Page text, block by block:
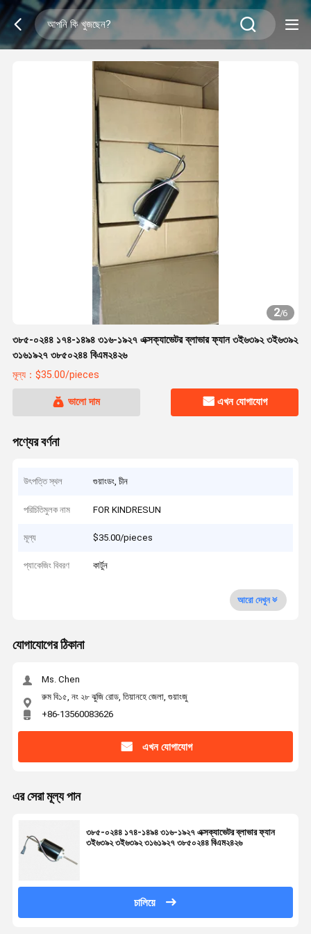
2/6
৩৮৫-০২৪৪ ১৭৪-১৪৯৪ ৩১৬-১৯২৭ এক্সক্যাভেটর ব্লাভার ফ্যান ৩ই৬৩৯২ ৩ই৬৩৯২
৩১৬১৯২৭ ৩৮৫০২৪৪ বিএম২৪২৬
মূল্য：$35.00/pieces
ভালো দাম এখন যোগাযোগ
পণ্যের বর্ণনা
উৎপত্তি স্থল গুয়াংডং, চীন
পরিচিতিমুলক নাম FOR KINDRESUN
মূল্য $35.00/pieces
প্যাকেজিং বিবরণ কার্টুন
আরো দেখুন
যোগাযোগের ঠিকানা
Ms. Chen
রুম বি১৫, নং ২৮ ঝুজি রোড, তিয়ানহে জেলা, গুয়াংজু
+86-13560083626
এখন যোগাযোগ
এর সেরা মূল্য পান
৩৮৫-০২৪৪ ১৭৪-১৪৯৪ ৩১৬-১৯২৭ এক্সক্যাভেটর ব্লাভার ফ্যান
৩ই৬৩৯২ ৩ই৬৩৯২ ৩১৬১৯২৭ ৩৮৫০২৪৪ বিএম২৪২৬
চালিয়ে